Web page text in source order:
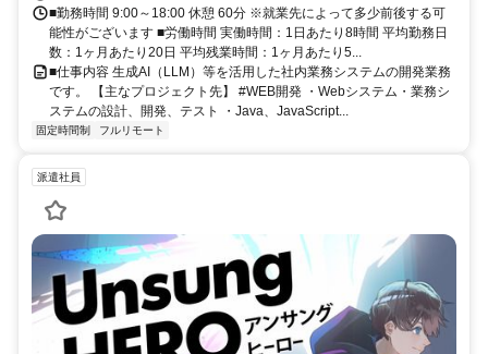
■勤務時間 9:00～18:00 休憩 60分 ※就業先によって多少前後する可
能性がございます ■労働時間 実働時間：1日あたり8時間 平均勤務日
数：1ヶ月あたり20日 平均残業時間：1ヶ月あたり5...
■仕事内容 生成AI（LLM）等を活用した社内業務システムの開発業務
です。 【主なプロジェクト先】 #WEB開発 ・Webシステム・業務シ
ステムの設計、開発、テスト ・Java、JavaScript...
固定時間制 フルリモート
派遣社員